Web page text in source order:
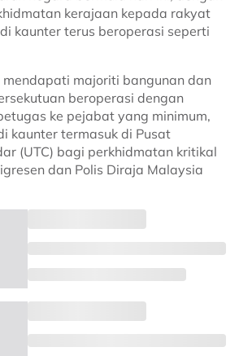
kerajaan kepada rakyat
kaunter terus beroperasi seperti
majoriti bangunan dan
beroperasi dengan
ke pejabat yang minimum,
kaunter termasuk di Pusat
(UTC) bagi perkhidmatan kritikal
dan Polis Diraja Malaysia